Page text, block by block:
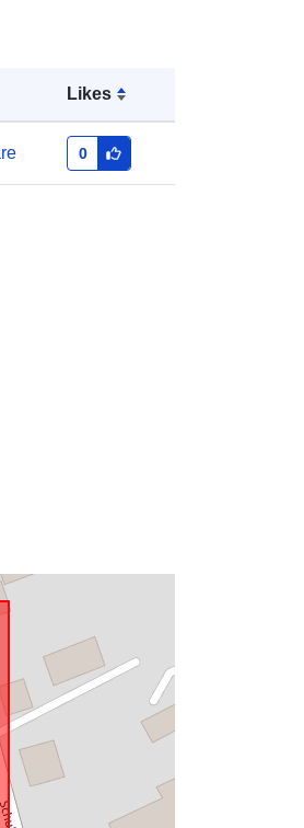
Likes
0
88u/dataset/71